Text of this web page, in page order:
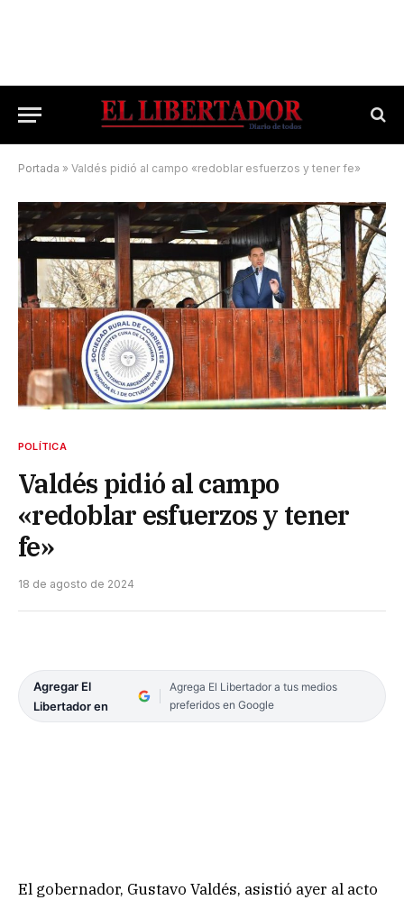
Portada » Valdés pidió al campo «redoblar esfuerzos y tener fe»
POLÍTICA
Valdés pidió al campo
«redoblar esfuerzos y tener
fe»
18 de agosto de 2024
Agregar El
Libertador en
Agrega El Libertador a tus medios
preferidos en Google
El gobernador, Gustavo Valdés, asistió ayer al acto